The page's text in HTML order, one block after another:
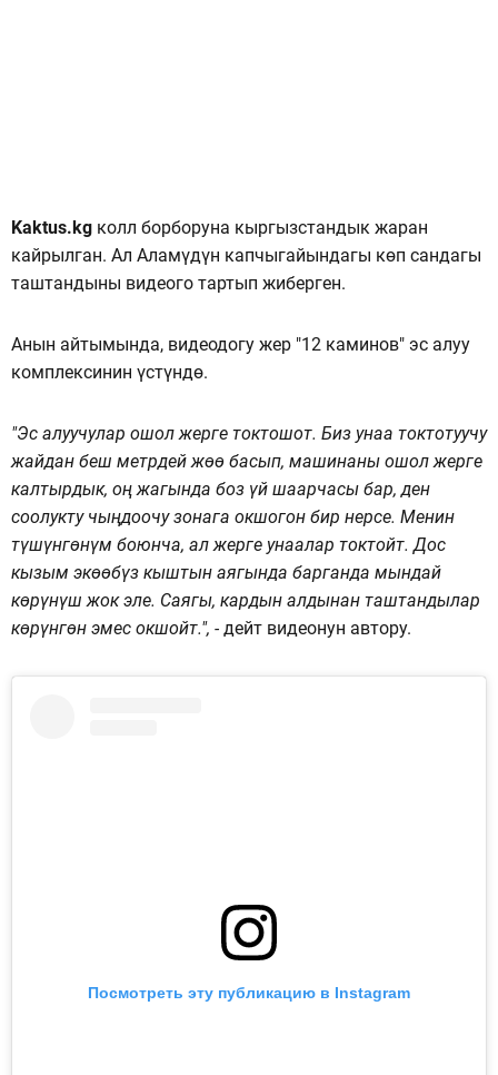
Kaktus.kg колл борборуна кыргызстандык жаран
кайрылган. Ал Аламүдүн капчыгайындагы көп сандагы
таштандыны видеого тартып жиберген.
Анын айтымында, видеодогу жер "12 каминов" эс алуу
комплексинин үстүндө.
"Эс алуучулар ошол жерге токтошот. Биз унаа токтотуучу
жайдан беш метрдей жөө басып, машинаны ошол жерге
калтырдык, оң жагында боз үй шаарчасы бар, ден
соолукту чыңдоочу зонага окшогон бир нерсе. Менин
түшүнгөнүм боюнча, ал жерге унаалар токтойт. Дос
кызым экөөбүз кыштын аягында барганда мындай
көрүнүш жок эле. Саягы, кардын алдынан таштандылар
көрүнгөн эмес окшойт.", - дейт видеонун автору.
Посмотреть эту публикацию в Instagram